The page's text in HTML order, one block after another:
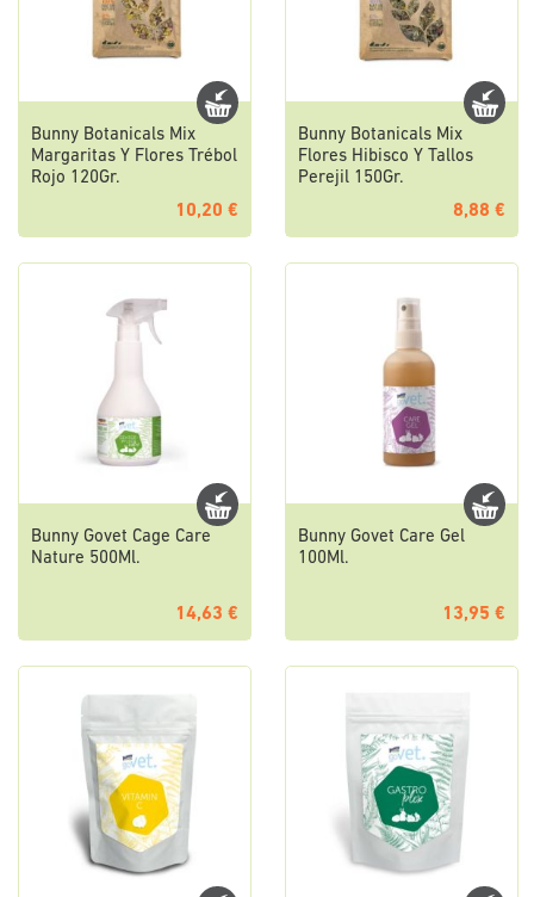
Bunny Botanicals Mix
Margaritas Y Flores Trébol
Rojo 120Gr.
10,20 €
Bunny Botanicals Mix
Flores Hibisco Y Tallos
Perejil 150Gr.
8,88 €
Bunny Govet Cage Care
Nature 500Ml.
14,63 €
Bunny Govet Care Gel
100Ml.
13,95 €